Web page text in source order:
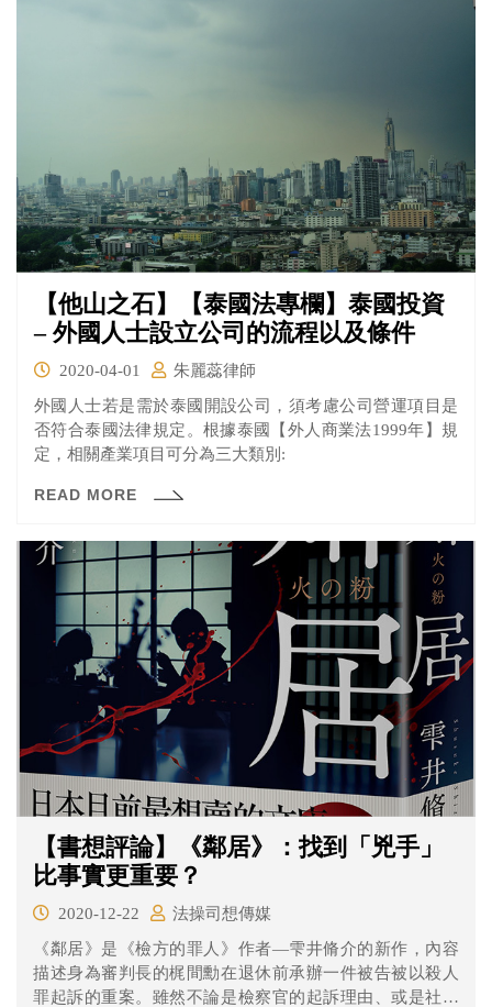
【他山之石】【泰國法專欄】泰國投資
– 外國人士設立公司的流程以及條件
2020-04-01
朱麗蕊律師
外國人士若是需於泰國開設公司，須考慮公司營運項目是
否符合泰國法律規定。根據泰國【外人商業法1999年】規
定，相關產業項目可分為三大類別:
READ MORE
【書想評論】《鄰居》：找到「兇手」
比事實更重要？
2020-12-22
法操司想傳媒
《鄰居》是《檢方的罪人》作者—雫井脩介的新作，內容
描述身為審判長的梶間勳在退休前承辦一件被告被以殺人
罪起訴的重案。雖然不論是檢察官的起訴理由、或是社會